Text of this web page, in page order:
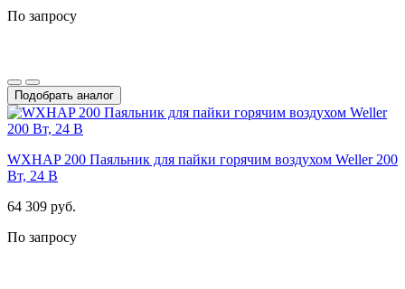
По запросу
Подобрать аналог
WXHAP 200 Паяльник для пайки горячим воздухом Weller 200
Вт, 24 В
64 309 руб.
По запросу